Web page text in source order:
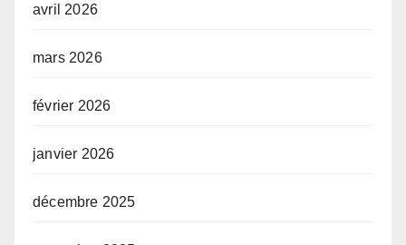
avril 2026
mars 2026
février 2026
janvier 2026
décembre 2025